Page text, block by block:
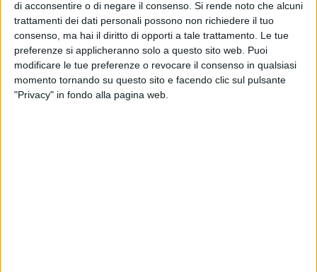
di acconsentire o di negare il consenso. Si rende noto che alcuni
trattamenti dei dati personali possono non richiedere il tuo
consenso, ma hai il diritto di opporti a tale trattamento. Le tue
preferenze si applicheranno solo a questo sito web. Puoi
modificare le tue preferenze o revocare il consenso in qualsiasi
momento tornando su questo sito e facendo clic sul pulsante
"Privacy" in fondo alla pagina web.
Maggiore verso San Domenico.
Il 2 giugno, in concomitanza della Festa della Repubblica
Italiana, il Busto di San Ruggero ha proseguito il suo
pellegrinaggio verso la Chiesa di Santa Maria della Vittoria
(Chiesa san Pasquale), che si trova in via Caldini 70.